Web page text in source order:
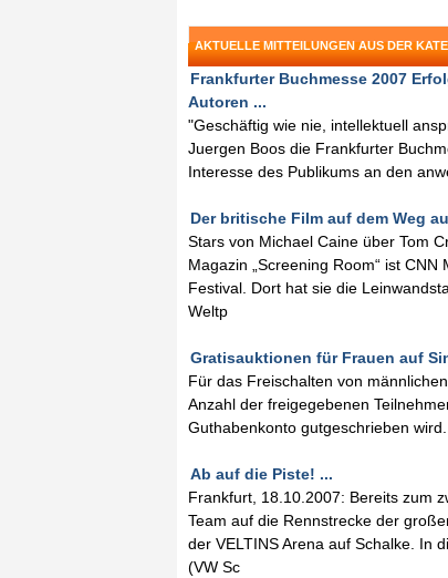
AKTUELLE MITTEILUNGEN AUS DER
Frankfurter Buchmesse 2007
Autoren ...
"Geschäftig wie nie, intellektuell
Juergen Boos die Frankfurter
Interesse des Publikums an den
Der britische Film auf dem Weg
Stars von Michael Caine über Tom
Magazin „Screening Room“ ist
Festival. Dort hat sie die
Weltp
Gratisauktionen für Frauen auf
Für das Freischalten von
Anzahl der freigegebenen
Guthabenkonto gutgeschrieben
Ab auf die Piste! ...
Frankfurt, 18.10.2007: Bereits zum
Team auf die Rennstrecke der
der VELTINS Arena auf Schalke. In
(VW Sc